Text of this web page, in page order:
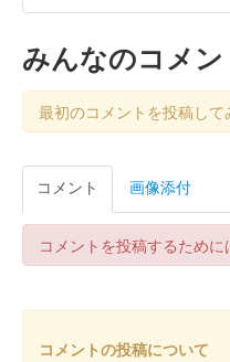
みんなのコメン
最初のコメントを投稿して
コメント 画像添付
コメントを投稿するために
コメントの投稿について